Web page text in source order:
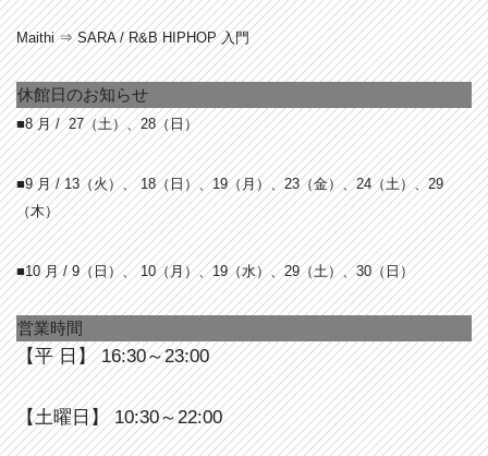
Maithi ⇒ SARA / R&B HIPHOP 入門
休館日のお知らせ
■8 月 /27（土）、28（日）
■9 月 / 13（火）、 18（日）、19（月）、23（金）、24（土）、29
（木）
■10 月 / 9（日）、 10（月）、19（水）、29（土）、30（日）
営業時間
【平 日】 16:30～23:00
【土曜日】 10:30～22:00